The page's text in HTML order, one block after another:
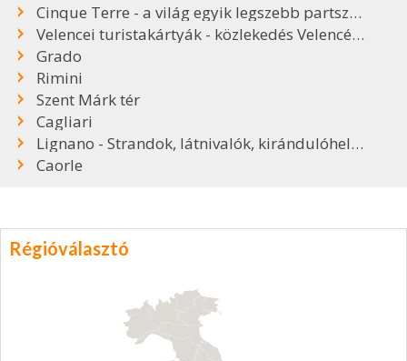
Cinque Terre - a világ egyik legszebb partszakasza
Velencei turistakártyák - közlekedés Velencében
Grado
Rimini
Szent Márk tér
Cagliari
Lignano - Strandok, látnivalók, kirándulóhelyek
Caorle
Régióválasztó